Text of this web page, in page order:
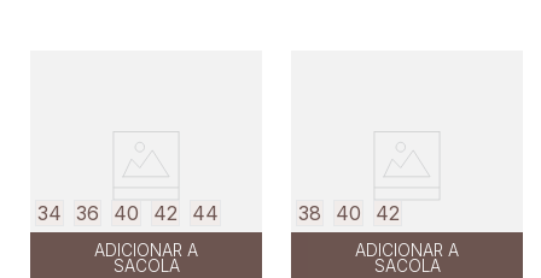
34 36 40 42 44
ADICIONAR A
SACOLA
38 40 42
ADICIONAR A
SACOLA